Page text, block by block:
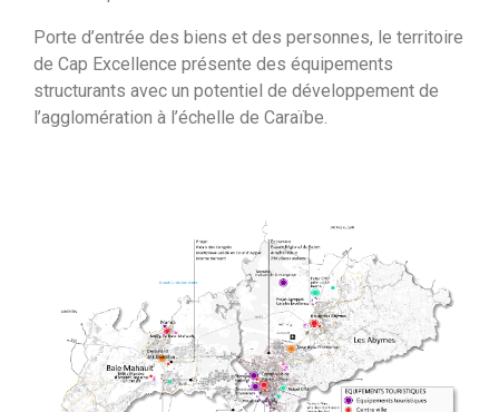
Porte d’entrée des biens et des personnes, le territoire
de Cap Excellence présente des équipements
structurants avec un potentiel de développement de
l’agglomération à l’échelle de Caraïbe.